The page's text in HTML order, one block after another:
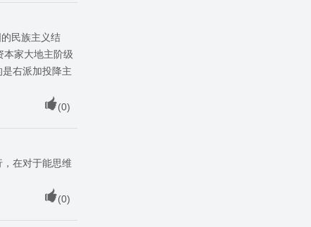
民族主义结
本家大地主阶级
右派加投降主
(0)
在对于能思维
(0)